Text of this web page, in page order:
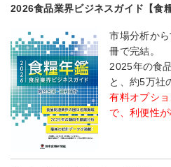
2026食品業界ビジネスガイド【食
市場分析か
冊で完結。
2025年の食
と、約5万社
有料オプシ
で、利便性が